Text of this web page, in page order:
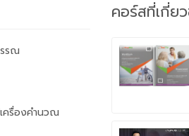
รณ
ครื่องคำนวณ
คอร์สที่เกี่ย